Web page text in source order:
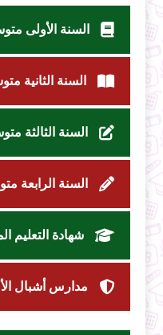
السنة الأولى
السنة الثانية
السنة الثالثة
السنة الرابعة
شهادة التعليم
مدارس أشبال